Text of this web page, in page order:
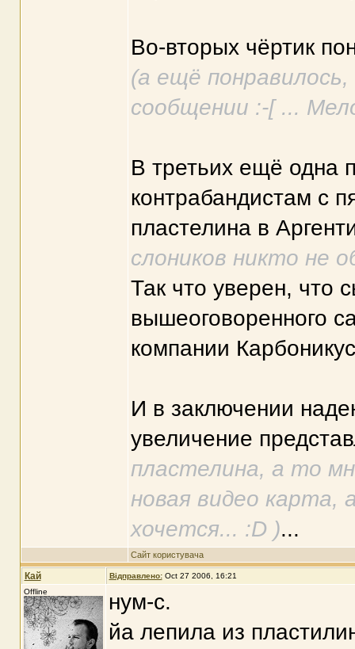
Во-вторых чёртик
(а ещё
сообщении :-[ ...
В третьих ещё одна
контрабандистам с
пластелина в
слоников никто не
Так что уверен, что
вышеоговоренного
компании
И в заключении
увеличение
пластелина, а то
новая видео
хочется... :D )...
Сайт користувача
Кай Відправлено: Oct 27 2006, 16:21
Offline
нум-с.
йа лепила из